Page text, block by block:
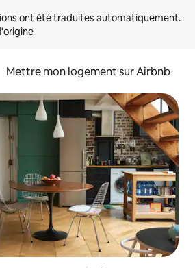
Mettre mon logement sur Airbnb